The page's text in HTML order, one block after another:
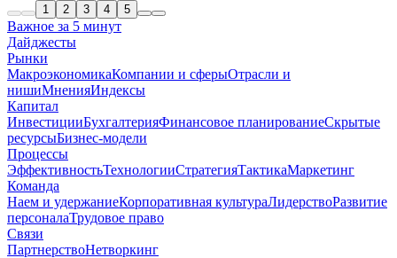
1 2 3 4 5
Важное за 5 минут
Дайджесты
Рынки
МакроэкономикаКомпании и сферыОтрасли и
нишиМненияИндексы
Капитал
ИнвестицииБухгалтерияФинансовое планированиеСкрытые
ресурсыБизнес-модели
Процессы
ЭффективностьТехнологииСтратегияТактикаМаркетинг
Команда
Наем и удержаниеКорпоративная культураЛидерствоРазвитие
персоналаТрудовое право
Связи
ПартнерствоНетворкинг